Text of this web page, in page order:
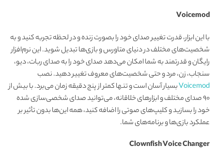
Voicemod
با این ابزار، قدرت تغییر صدای خود را بصورت زنده و در لحظه تجربه کنید و به
شخصیت‌های مختلف در دنیای متاورس و بازی‌ها تبدیل شوید. این نرم‌افزار
رایگان و قدرتمند به شما امکان می‌دهد صدای خود را به صدای ربات، دیو،
سنجاب، زن، مرد و حتی شخصیت‌های معروف تغییر دهید. نصب
Voicemodبسیار آسان است و تنها کمتر از پنج دقیقه زمان می‌برد. با بیش از
90 صدای مختلف و ابزارهای خلاقانه، می‌توانید صدای شخصی‌سازی شده
خود را بسازید و کلیپ‌های صوتی را اضافه کنید، همه این‌ها بدون تأثیر بر
عملکرد بازی‌ها و برنامه‌های شما.
Clownfish Voice Changer